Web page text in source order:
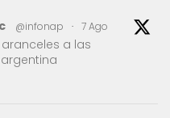
@infonap · 7 Ago
a las